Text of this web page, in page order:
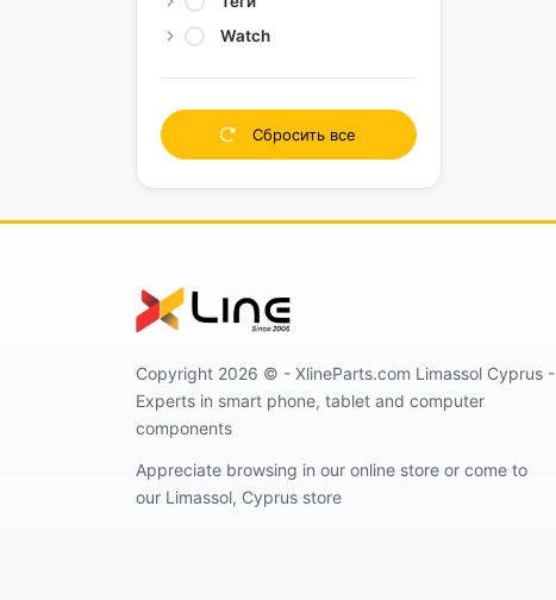
Watch
Сбросить все
Copyright 2026 ©️ - XlineParts.com Limassol Cyprus -
Experts in smart phone, tablet and computer
components
Appreciate browsing in our online store or come to
our Limassol, Cyprus store